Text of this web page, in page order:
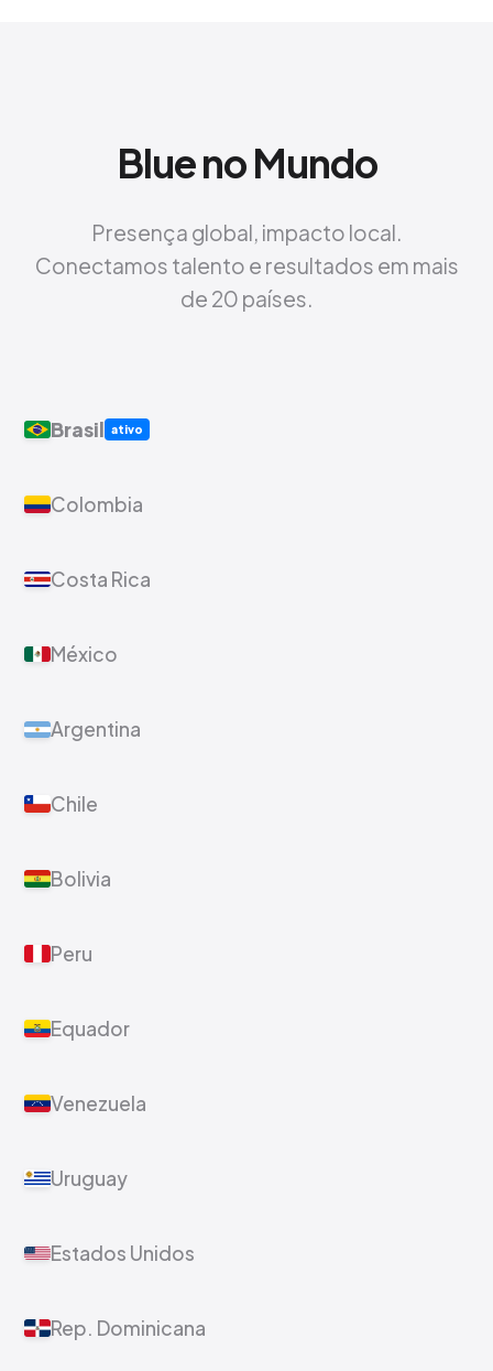
Blue no Mundo
Presença global, impacto local.
Conectamos talento e resultados em mais
de 20 países.
Brasil ativo
Colombia
Costa Rica
México
Argentina
Chile
Bolivia
Peru
Equador
Venezuela
Uruguay
Estados Unidos
Rep. Dominicana